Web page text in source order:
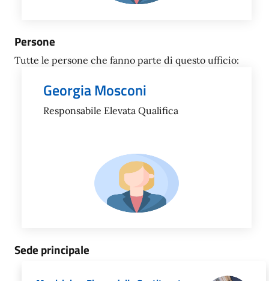
Persone
Tutte le persone che fanno parte di questo ufficio:
Georgia Mosconi
Responsabile Elevata Qualifica
Sede principale